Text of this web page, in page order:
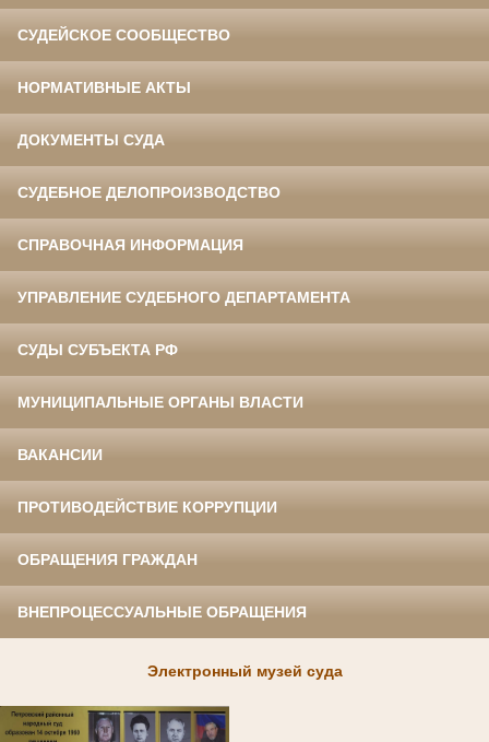
СУДЕЙСКОЕ СООБЩЕСТВО
НОРМАТИВНЫЕ АКТЫ
ДОКУМЕНТЫ СУДА
СУДЕБНОЕ ДЕЛОПРОИЗВОДСТВО
СПРАВОЧНАЯ ИНФОРМАЦИЯ
УПРАВЛЕНИЕ СУДЕБНОГО ДЕПАРТАМЕНТА
СУДЫ СУБЪЕКТА РФ
МУНИЦИПАЛЬНЫЕ ОРГАНЫ ВЛАСТИ
ВАКАНСИИ
ПРОТИВОДЕЙСТВИЕ КОРРУПЦИИ
ОБРАЩЕНИЯ ГРАЖДАН
ВНЕПРОЦЕССУАЛЬНЫЕ ОБРАЩЕНИЯ
Электронный музей суда